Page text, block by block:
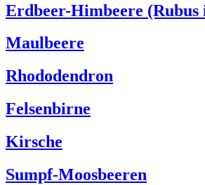
Erdbeer-Himbeere (Rubus
Maulbeere
Rhododendron
Felsenbirne
Kirsche
Sumpf-Moosbeeren